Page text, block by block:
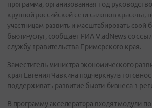
программа, организованная под
крупной российской сети салонов красоты,
участницам развить и масштабировать свой
бьюти-услуг, сообщает РИА VladNews со
службу правительства Приморского края.
Заместитель министра экономического
края Евгения Чавкина подчеркнула
поддерживать развитие бьюти-бизнеса в
В программу акселератора входят модули по